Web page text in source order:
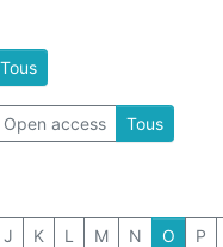
Tous
Open access Tous
J K L M N O P